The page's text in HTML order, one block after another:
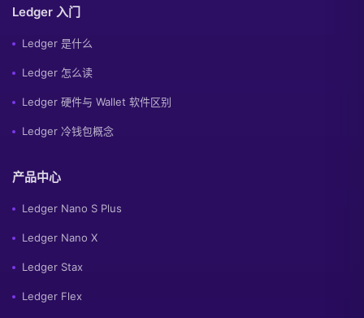
Ledger 入门
Ledger 是什么
Ledger 怎么读
Ledger 硬件与 Wallet 软件区别
Ledger 冷钱包概念
产品中心
Ledger Nano S Plus
Ledger Nano X
Ledger Stax
Ledger Flex